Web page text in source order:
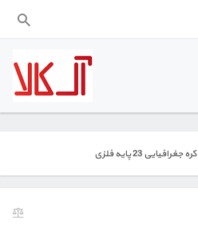
کره جغرافیایی 23 پایه فلزی